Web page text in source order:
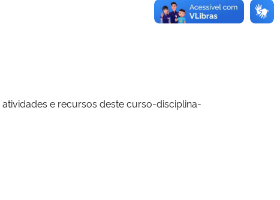
e recursos deste curso-disciplina-